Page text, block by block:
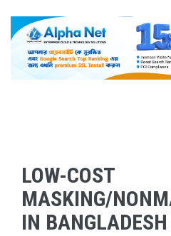
LOW-COST
MASKING/
IN